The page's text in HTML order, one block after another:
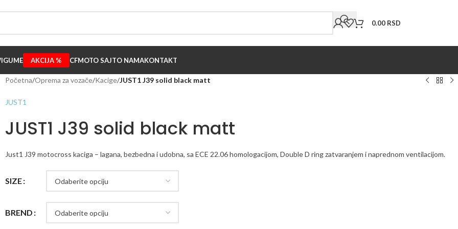
0.00 RSD
GUME AKCIJA % CFMOTO SAJTO NAMAKONTAKT
Početna/Oprema za vozače/Kacige/JUST1 J39 solid black matt
JUST1
JUST1 J39 solid black matt
Just1 J39 motocross kaciga – lagana, bezbedna i udobna, sa ECE 22.06 homologacijom, Double D ring zatvaranjem i naprednom ventilacijom.
SIZE
BREND